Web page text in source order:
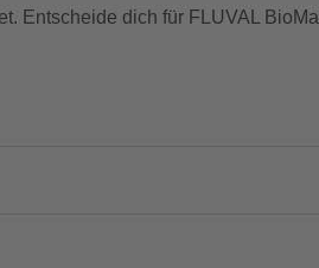
Entscheide dich für FLUVAL